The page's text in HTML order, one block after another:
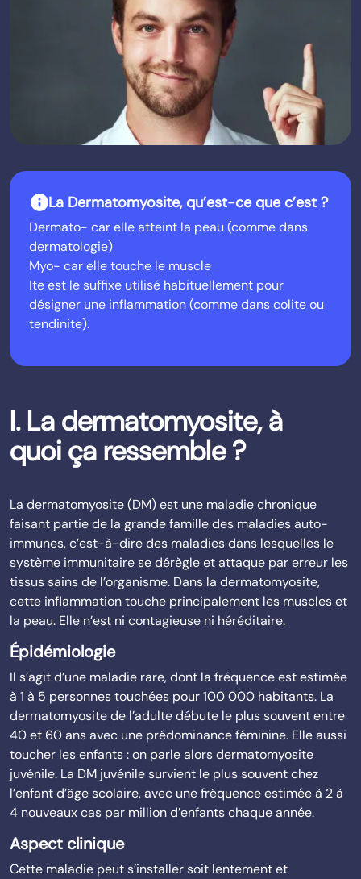
infoLa Dermatomyosite, qu’est-ce que c’est ?
Dermato- car elle atteint la peau (comme dans
dermatologie)
Myo- car elle touche le muscle
Ite est le suffixe utilisé habituellement pour
désigner une inflammation (comme dans colite ou
tendinite).
I. La dermatomyosite, à
quoi ça ressemble ?
La dermatomyosite (DM) est une maladie chronique
faisant partie de la grande famille des maladies auto-
immunes, c’est-à-dire des maladies dans lesquelles le
système immunitaire se dérègle et attaque par erreur les
tissus sains de l’organisme. Dans la dermatomyosite,
cette inflammation touche principalement les muscles et
la peau. Elle n’est ni contagieuse ni héréditaire.
Épidémiologie
Il s’agit d’une maladie rare, dont la fréquence est estimée
à 1 à 5 personnes touchées pour 100 000 habitants. La
dermatomyosite de l’adulte débute le plus souvent entre
40 et 60 ans avec une prédominance féminine. Elle aussi
toucher les enfants : on parle alors dermatomyosite
juvénile. La DM juvénile survient le plus souvent chez
l’enfant d’âge scolaire, avec une fréquence estimée à 2 à
4 nouveaux cas par million d’enfants chaque année.
Aspect clinique
Cette maladie peut s’installer soit lentement et